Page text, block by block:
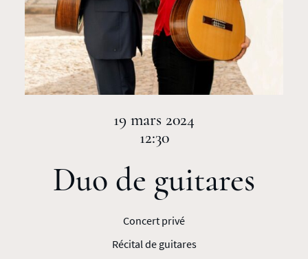
19 mars 2024
12:30
Duo de guitares
Concert privé
Récital de guitares